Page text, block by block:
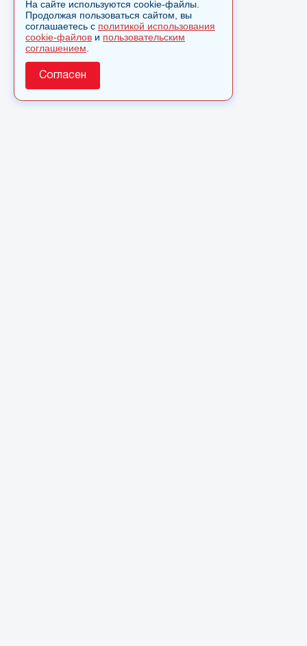
На сайте используются cookie-файлы.
Продолжая пользоваться сайтом, вы
соглашаетесь с политикой использования
cookie-файлов и пользовательским
соглашением
Согласен